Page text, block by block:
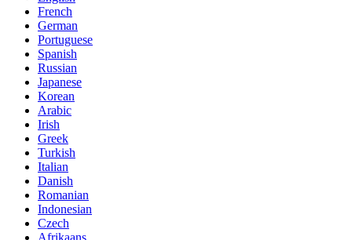
French
German
Portuguese
Spanish
Russian
Japanese
Korean
Arabic
Irish
Greek
Turkish
Italian
Danish
Romanian
Indonesian
Czech
Afrikaans